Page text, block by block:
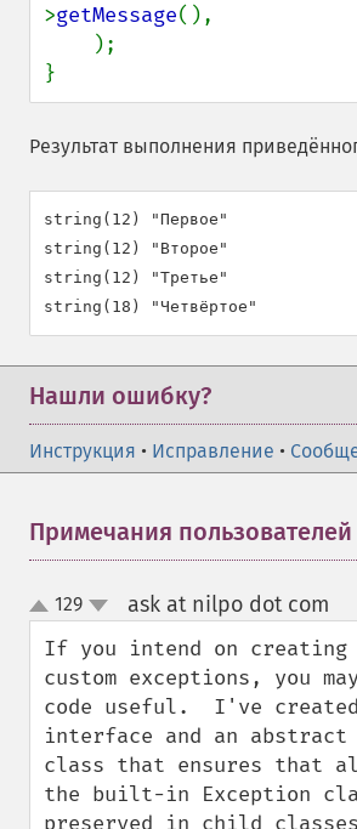
>getMessage(),
}
Результат выполнения
string(12) "Первое"
string(12) "Второе"
string(12) "Третье"
Нашли ошибку?
Инструкция • Исправление •
Примечания пользователей
up
down
129 ask at nilpo dot com
If you intend on
custom exceptions, you
code useful.  I've
interface and an abstract
class that ensures that
the built-in Exception
preserved in child